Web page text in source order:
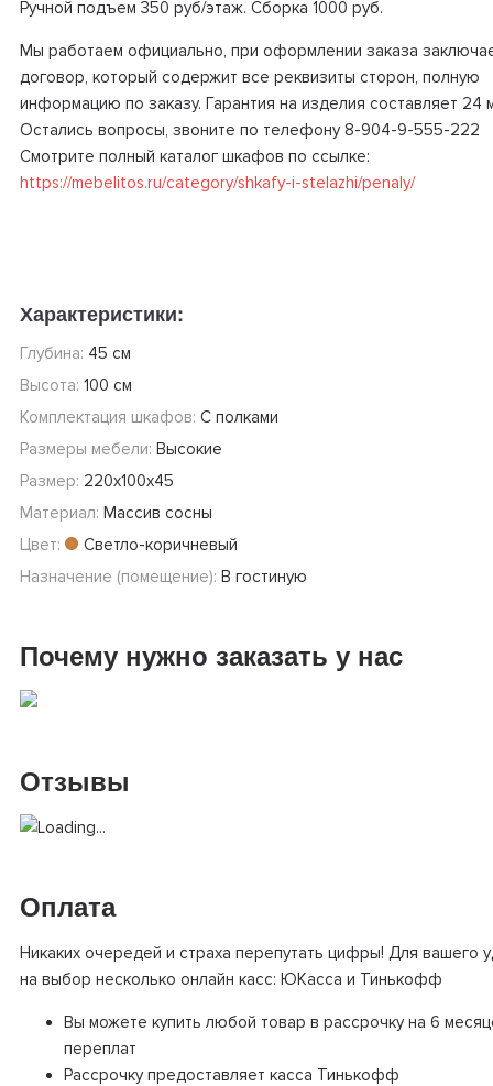
Ручной подъем 350 руб/этаж. Сборка 1000 руб.
Мы работаем официально, при оформлении заказа
договор, который содержит все реквизиты сторон, полную
информацию по заказу. Гарантия на изделия составляет 24
Остались вопросы, звоните по телефону 8-904-9-555-222
Смотрите полный каталог шкафов по ссылке:
https://mebelitos.ru/category/shkafy-i-stelazhi/penaly/
Характеристики:
Глубина: 45 см
Высота:100 см
Комплектация шкафов:С полками
Размеры мебели:Высокие
Размер: 220х100х45
Материал:Массив сосны
Цвет:
Светло-коричневый
Назначение (помещение):В гостиную
Почему нужно заказать у нас
Отзывы
Оплата
Никаких очередей и страха перепутать цифры! Для вашего
на выбор несколько онлайн касс: ЮКасса и Тинькофф
Вы можете купить любой товар в рассрочку на 6
переплат
Рассрочку предоставляет касса Тинькофф